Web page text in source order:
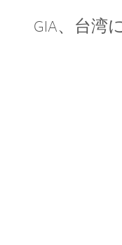
GIA、台湾